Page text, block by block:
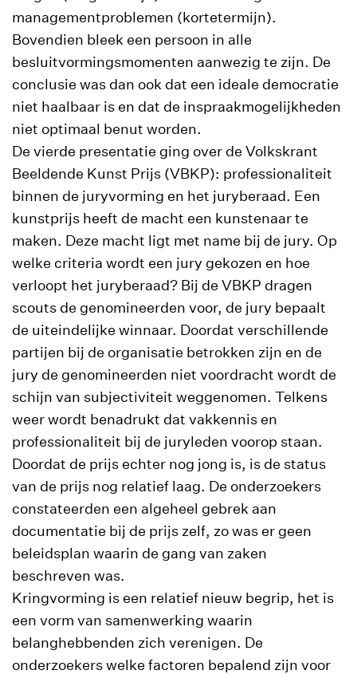
managementproblemen (kortetermijn).
Bovendien bleek een persoon in alle
besluitvormingsmomenten aanwezig te zijn. De
conclusie was dan ook dat een ideale democratie
niet haalbaar is en dat de inspraakmogelijkheden
niet optimaal benut worden.
De vierde presentatie ging over de Volkskrant
Beeldende Kunst Prijs (VBKP): professionaliteit
binnen de juryvorming en het juryberaad. Een
kunstprijs heeft de macht een kunstenaar te
maken. Deze macht ligt met name bij de jury. Op
welke criteria wordt een jury gekozen en hoe
verloopt het juryberaad? Bij de VBKP dragen
scouts de genomineerden voor, de jury bepaalt
de uiteindelijke winnaar. Doordat verschillende
partijen bij de organisatie betrokken zijn en de
jury de genomineerden niet voordracht wordt de
schijn van subjectiviteit weggenomen. Telkens
weer wordt benadrukt dat vakkennis en
professionaliteit bij de juryleden voorop staan.
Doordat de prijs echter nog jong is, is de status
van de prijs nog relatief laag. De onderzoekers
constateerden een algeheel gebrek aan
documentatie bij de prijs zelf, zo was er geen
beleidsplan waarin de gang van zaken
beschreven was.
Kringvorming is een relatief nieuw begrip, het is
een vorm van samenwerking waarin
belanghebbenden zich verenigen. De
onderzoekers welke factoren bepalend zijn voor